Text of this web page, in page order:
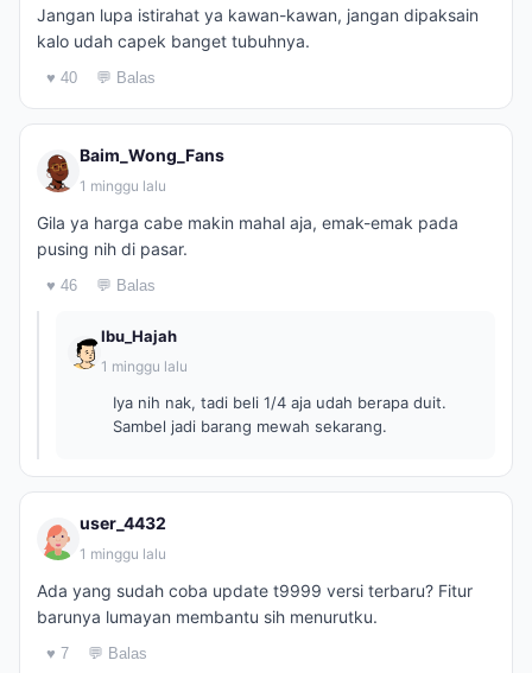
Jangan lupa istirahat ya kawan-kawan, jangan dipaksain
kalo udah capek banget tubuhnya.
♥ 40 💬 Balas
Baim_Wong_Fans
1 minggu lalu
Gila ya harga cabe makin mahal aja, emak-emak pada
pusing nih di pasar.
♥ 46 💬 Balas
Ibu_Hajah
1 minggu lalu
Iya nih nak, tadi beli 1/4 aja udah berapa duit.
Sambel jadi barang mewah sekarang.
user_4432
1 minggu lalu
Ada yang sudah coba update t9999 versi terbaru? Fitur
barunya lumayan membantu sih menurutku.
♥ 7 💬 Balas